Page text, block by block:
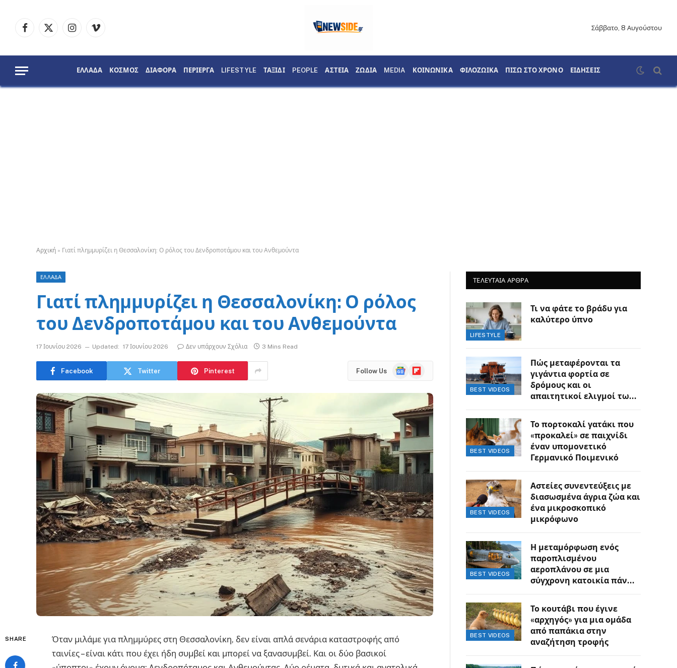
Facebook
X
InstagramVimeo
Σάββατο, 8 Αυγούστου
ΕΛΛΑΔΑ ΚΟΣΜΟΣ ΔΙΑΦΟΡΑ ΠΕΡΙΕΡΓΑ LIFESTYLE ΤΑΞΙΔΙ PEOPLE ΑΣΤΕΙΑ ΖΩΔΙΑ MEDIA ΚΟΙΝΩΝΙΚΑ ΦΙΛΟΖΩΙΚΑ ΠΙΣΩ ΣΤΟ ΧΡΟΝΟ ΕΙΔΗΣΕΙΣ
Αρχική » Γιατί πλημμυρίζει η Θεσσαλονίκη: Ο ρόλος του Δενδροποτάμου και του Ανθεμούντα
ΕΛΛΑΔΑ
Γιατί πλημμυρίζει η Θεσσαλονίκη: Ο ρόλος
του Δενδροποτάμου και του Ανθεμούντα
17 Ιουνίου 2026 Updated: 17 Ιουνίου 2026 Δεν υπάρχουν Σχόλια 3 Mins Read
Facebook Twitter Pinterest Follow Us
GoogleFlipboard
SHARE
Όταν μιλάμε για πλημμύρες στη Θεσσαλονίκη, δεν είναι απλά σενάρια καταστροφής από
ταινίες – είναι κάτι που έχει ήδη συμβεί και μπορεί να ξανασυμβεί. Και οι δύο βασικοί
ΤΕΛΕΥΤΑΙΑ ΑΡΘΡΑ
LIFESTYLE
Τι να φάτε το βράδυ για
καλύτερο ύπνο
BEST VIDEOS
Πώς μεταφέρονται τα
γιγάντια φορτία σε
δρόμους και οι
απαιτητικοί ελιγμοί των
BEST VIDEOS
Το πορτοκαλί γατάκι που
«προκαλεί» σε παιχνίδι
έναν υπομονετικό
Γερμανικό Ποιμενικό
BEST VIDEOS
Αστείες συνεντεύξεις με
διασωσμένα άγρια ζώα και
ένα μικροσκοπικό
μικρόφωνο
BEST VIDEOS
Η μεταμόρφωση ενός
παροπλισμένου
αεροπλάνου σε μια
σύγχρονη κατοικία πάνω
BEST VIDEOS
Το κουτάβι που έγινε
«αρχηγός» για μια ομάδα
από παπάκια στην
αναζήτηση τροφής